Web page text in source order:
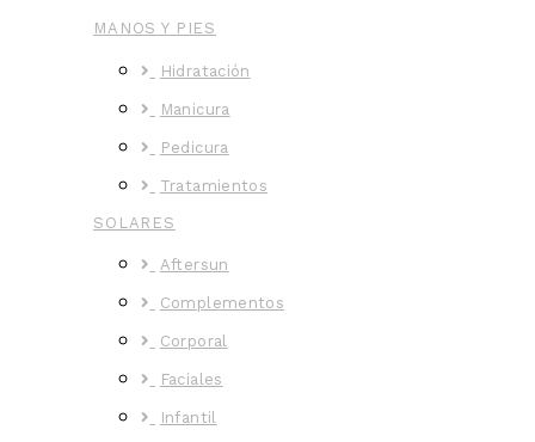
MANOS Y PIES
Hidratación
Manicura
Pedicura
Tratamientos
SOLARES
Aftersun
Complementos
Corporal
Faciales
Infantil